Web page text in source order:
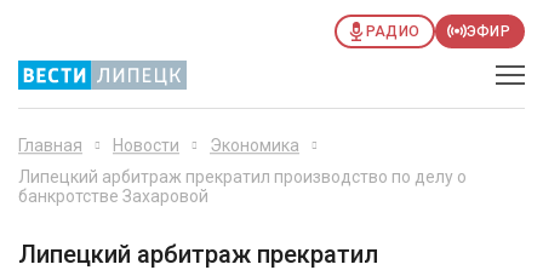
РАДИО ЭФИР
Главная Новости
Экономика
Липецкий арбитраж прекратил производство по делу о
банкротстве Захаровой
Липецкий арбитраж прекратил